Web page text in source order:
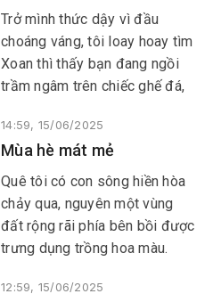
thêm sôi động và đa dạng
màu sắc.
Trở mình thức dậy vì đầu
choáng váng, tôi loay hoay tìm
Xoan thì thấy bạn đang ngồi
trầm ngâm trên chiếc ghế đá,
viện Quân y 13. Lúc ấy, trời đã
gần sáng.
14:59, 15/06/2025
Mùa hè mát mẻ
Quê tôi có con sông hiền hòa
chảy qua, nguyên một vùng
đất rộng rãi phía bên bồi được
trưng dụng trồng hoa màu.
đậu xanh, đậu phộng. Nhà tôi
12:59, 15/06/2025